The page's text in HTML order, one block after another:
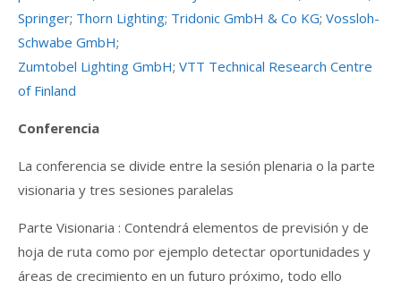
Springer; Thorn Lighting; Tridonic GmbH & Co KG; Vossloh-
Schwabe GmbH;
Zumtobel Lighting GmbH; VTT Technical Research Centre
of Finland
Conferencia
La conferencia se divide entre la sesión plenaria o la parte
visionaria y tres sesiones paralelas
Parte Visionaria : Contendrá elementos de previsión y de
hoja de ruta como por ejemplo detectar oportunidades y
áreas de crecimiento en un futuro próximo, todo ello